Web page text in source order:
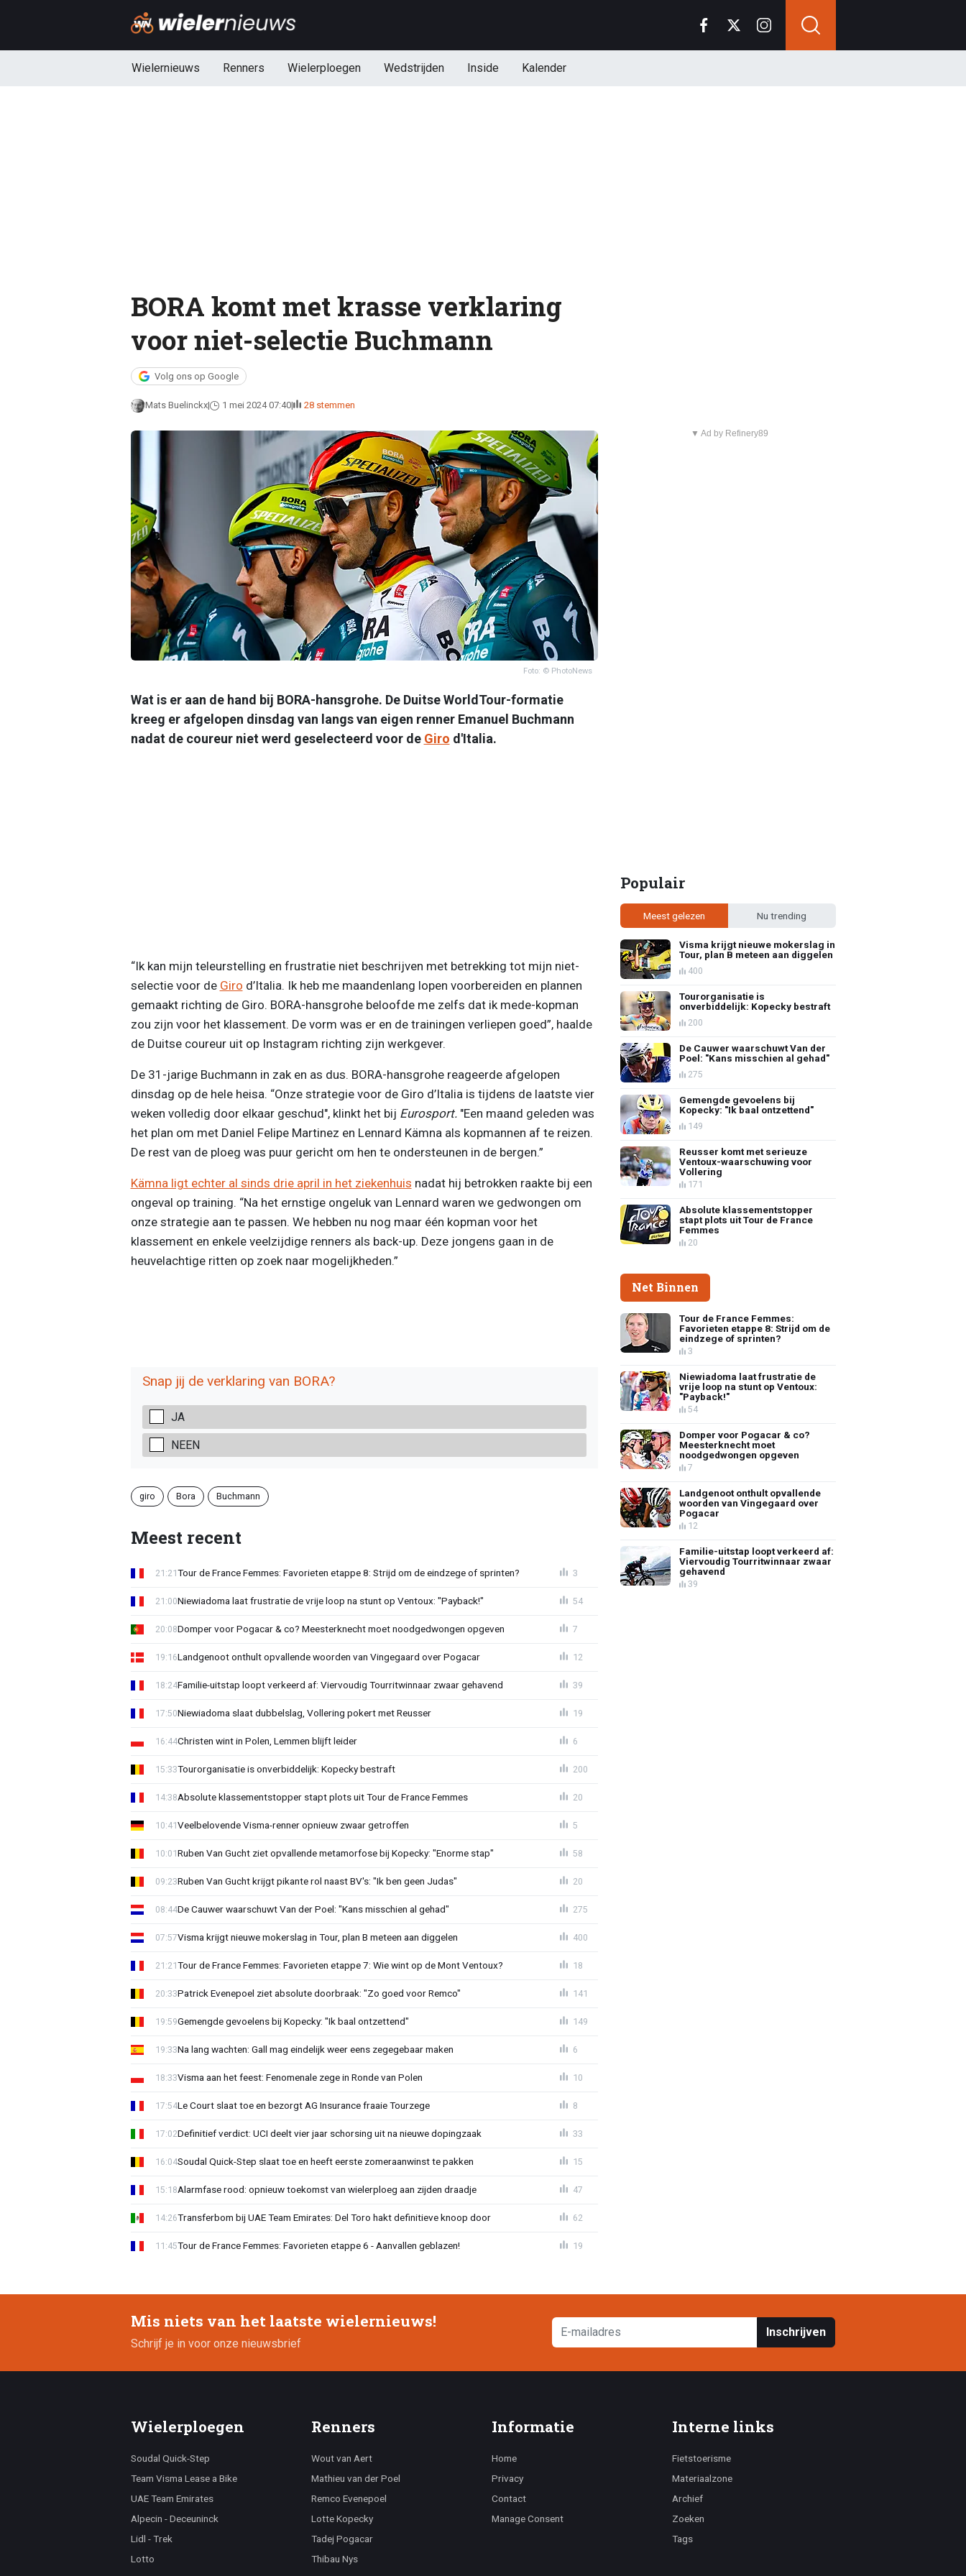
Wielernieuws Renners Wielerploegen Wedstrijden Inside Kalender
BORA komt met krasse verklaring
voor niet-selectie Buchmann
Volg ons op Google
Mats Buelinckx 1 mei 2024 07:40 28 stemmen
Foto: © PhotoNews
Wat is er aan de hand bij BORA-hansgrohe. De Duitse WorldTour-formatie
kreeg er afgelopen dinsdag van langs van eigen renner Emanuel Buchmann
nadat de coureur niet werd geselecteerd voor de Giro d'Italia.
“Ik kan mijn teleurstelling en frustratie niet beschrijven met betrekking tot mijn niet-
selectie voor de Giro d’Italia. Ik heb me maandenlang lopen voorbereiden en plannen
gemaakt richting de Giro. BORA-hansgrohe beloofde me zelfs dat ik mede-kopman
zou zijn voor het klassement. De vorm was er en de trainingen verliepen goed”, haalde
de Duitse coureur uit op Instagram richting zijn werkgever.
De 31-jarige Buchmann in zak en as dus. BORA-hansgrohe reageerde afgelopen
dinsdag op de hele heisa. “Onze strategie voor de Giro d’Italia is tijdens de laatste vier
weken volledig door elkaar geschud", klinkt het bij Eurosport. "Een maand geleden was
het plan om met Daniel Felipe Martinez en Lennard Kämna als kopmannen af te reizen.
De rest van de ploeg was puur gericht om hen te ondersteunen in de bergen.”
Kämna ligt echter al sinds drie april in het ziekenhuis nadat hij betrokken raakte bij een
ongeval op training. “Na het ernstige ongeluk van Lennard waren we gedwongen om
onze strategie aan te passen. We hebben nu nog maar één kopman voor het
klassement en enkele veelzijdige renners als back-up. Deze jongens gaan in de
heuvelachtige ritten op zoek naar mogelijkheden.”
Snap jij de verklaring van BORA?
JA
NEEN
giro Bora Buchmann
Meest recent
Tour de France Femmes: Favorieten etappe 8: Strijd om de eindzege of sprinten?
21:21 3
Niewiadoma laat frustratie de vrije loop na stunt op Ventoux: "Payback!"
21:00 54
Domper voor Pogacar & co? Meesterknecht moet noodgedwongen opgeven
20:08 7
Landgenoot onthult opvallende woorden van Vingegaard over Pogacar
19:16 12
Familie-uitstap loopt verkeerd af: Viervoudig Tourritwinnaar zwaar gehavend
18:24 39
Niewiadoma slaat dubbelslag, Vollering pokert met Reusser
17:50 19
Christen wint in Polen, Lemmen blijft leider
16:44 6
Tourorganisatie is onverbiddelijk: Kopecky bestraft
15:33 200
Absolute klassementstopper stapt plots uit Tour de France Femmes
14:38 20
Veelbelovende Visma-renner opnieuw zwaar getroffen
10:41 5
Ruben Van Gucht ziet opvallende metamorfose bij Kopecky: "Enorme stap"
10:01 58
Ruben Van Gucht krijgt pikante rol naast BV's: "Ik ben geen Judas"
09:23 20
De Cauwer waarschuwt Van der Poel: "Kans misschien al gehad"
08:44 275
Visma krijgt nieuwe mokerslag in Tour, plan B meteen aan diggelen
07:57 400
Tour de France Femmes: Favorieten etappe 7: Wie wint op de Mont Ventoux?
21:21 18
Patrick Evenepoel ziet absolute doorbraak: "Zo goed voor Remco"
20:33 141
Gemengde gevoelens bij Kopecky: "Ik baal ontzettend"
19:59 149
Na lang wachten: Gall mag eindelijk weer eens zegegebaar maken
19:33 6
Visma aan het feest: Fenomenale zege in Ronde van Polen
18:33 10
Le Court slaat toe en bezorgt AG Insurance fraaie Tourzege
17:54 8
Definitief verdict: UCI deelt vier jaar schorsing uit na nieuwe dopingzaak
17:02 33
Soudal Quick-Step slaat toe en heeft eerste zomeraanwinst te pakken
16:04 15
Alarmfase rood: opnieuw toekomst van wielerploeg aan zijden draadje
15:18 47
Transferbom bij UAE Team Emirates: Del Toro hakt definitieve knoop door
14:26 62
Tour de France Femmes: Favorieten etappe 6 - Aanvallen geblazen!
11:45 19
▼ Ad by Refinery89
Populair
Meest gelezen Nu trending
Visma krijgt nieuwe mokerslag in
Tour, plan B meteen aan diggelen
400
Tourorganisatie is
onverbiddelijk: Kopecky bestraft
200
De Cauwer waarschuwt Van der
Poel: "Kans misschien al gehad"
275
Gemengde gevoelens bij
Kopecky: "Ik baal ontzettend"
149
Reusser komt met serieuze
Ventoux-waarschuwing voor
Vollering
171
Absolute klassementstopper
stapt plots uit Tour de France
Femmes
20
Net Binnen
Tour de France Femmes:
Favorieten etappe 8: Strijd om de
eindzege of sprinten?
3
Niewiadoma laat frustratie de
vrije loop na stunt op Ventoux:
"Payback!"
54
Domper voor Pogacar & co?
Meesterknecht moet
noodgedwongen opgeven
7
Landgenoot onthult opvallende
woorden van Vingegaard over
Pogacar
12
Familie-uitstap loopt verkeerd af:
Viervoudig Tourritwinnaar zwaar
gehavend
39
Mis niets van het laatste wielernieuws!
Schrijf je in voor onze nieuwsbrief
Inschrijven
Wielerploegen
Soudal Quick-Step
Team Visma Lease a Bike
UAE Team Emirates
Alpecin - Deceuninck
Lidl - Trek
Lotto
Renners
Wout van Aert
Mathieu van der Poel
Remco Evenepoel
Lotte Kopecky
Tadej Pogacar
Thibau Nys
Informatie
Home
Privacy
Contact
Manage Consent
Interne links
Fietstoerisme
Materiaalzone
Archief
Zoeken
Tags